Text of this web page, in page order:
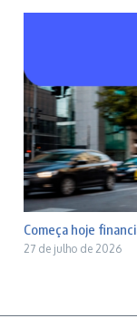
Começa hoje
27 de julho de 2026